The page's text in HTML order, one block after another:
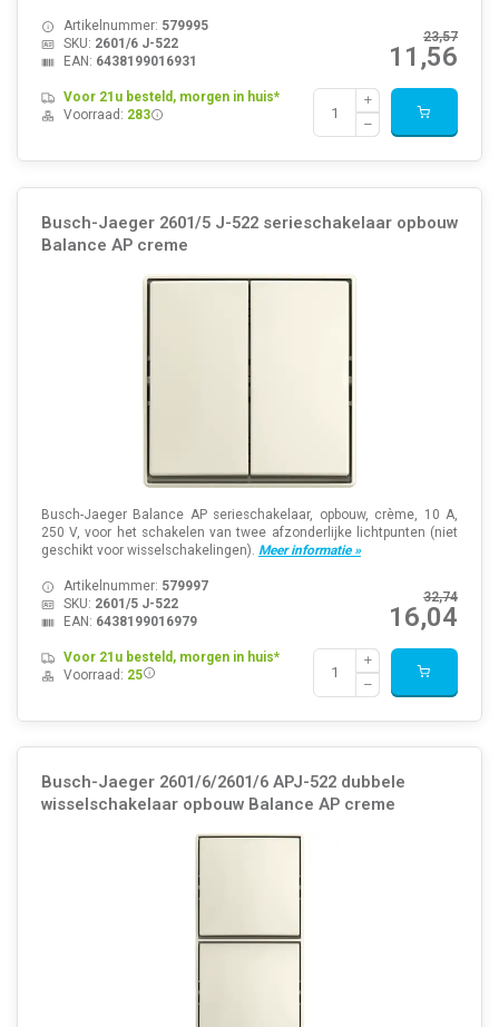
23,57
11,56
Artikelnummer: 579995
SKU: 2601/6 J-522
EAN: 6438199016931
Voor 21u besteld, morgen in huis*
Voorraad: 283
Busch-Jaeger 2601/5 J-522 serieschakelaar opbouw
Balance AP creme
Busch-Jaeger Balance AP serieschakelaar, opbouw, crème, 10 A,
250 V, voor het schakelen van twee afzonderlijke lichtpunten (niet
geschikt voor wisselschakelingen). Meer informatie »
32,74
16,04
Artikelnummer: 579997
SKU: 2601/5 J-522
EAN: 6438199016979
Voor 21u besteld, morgen in huis*
Voorraad: 25
Busch-Jaeger 2601/6/2601/6 APJ-522 dubbele
wisselschakelaar opbouw Balance AP creme